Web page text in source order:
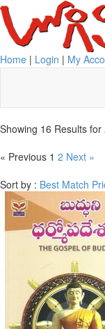
Home | Login | My
Showing 16 Results for
« Previous 1 2 Next »
Sort by : Best Match